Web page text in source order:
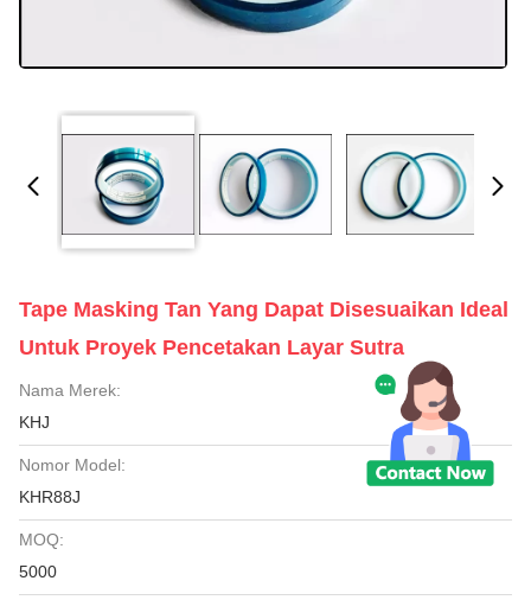
Tape Masking Tan Yang Dapat Disesuaikan Ideal
Untuk Proyek Pencetakan Layar Sutra
Nama Merek:
KHJ
Nomor Model:
KHR88J
MOQ:
5000